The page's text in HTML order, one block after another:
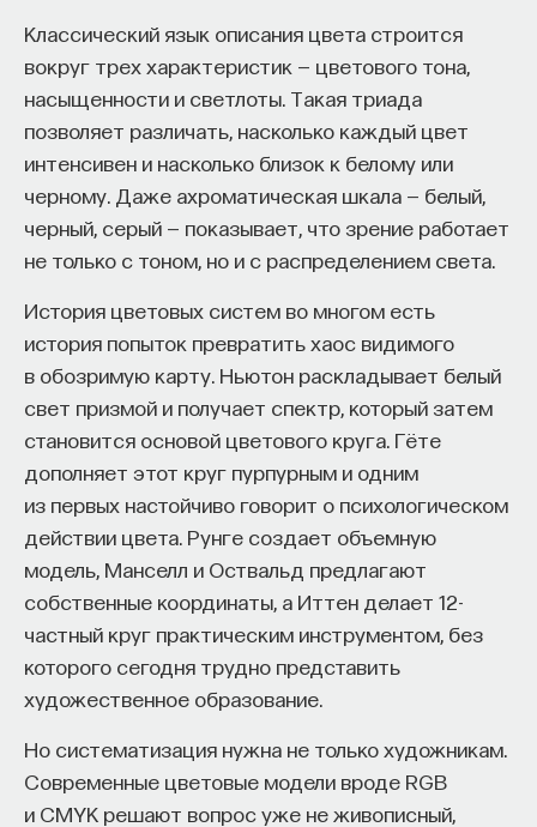
Классический язык описания цвета строится
вокруг трех характеристик — цветового тона,
насыщенности и светлоты. Такая триада
позволяет различать, насколько каждый цвет
интенсивен и насколько близок к белому или
черному. Даже ахроматическая шкала — белый,
черный, серый — показывает, что зрение работает
не только с тоном, но и с распределением света.
История цветовых систем во многом есть
история попыток превратить хаос видимого
в обозримую карту. Ньютон раскладывает белый
свет призмой и получает спектр, который затем
становится основой цветового круга. Гёте
дополняет этот круг пурпурным и одним
из первых настойчиво говорит о психологическом
действии цвета. Рунге создает объемную
модель, Манселл и Оствальд предлагают
собственные координаты, а Иттен делает 12-
частный круг практическим инструментом, без
которого сегодня трудно представить
художественное образование.
Но систематизация нужна не только художникам.
Современные цветовые модели вроде RGB
и CMYK решают вопрос уже не живописный,
данные в фармацевтике с Ириной Ефименко,
агротехнологии с Михаилом Тавером и много
других тем — от коучинга до фармакогенетики.
В будущих выпусках их список будет только
расширяться — слушайте подкаст наYouTube
Яндекс Музыке,Apple Podcasts,VKиSpotify.
6/30/2026
НАПИСАТЬ НАМ
Ивар Максутов
издатель, сооснователь Редакционно-
издательского дома "ПостНаука", религиовед
Ульяна Раведовская
Сения Долгачева